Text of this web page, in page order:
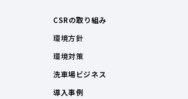
CSRの取り組み
環境方針
環境対策
洗車場ビジネス
導入事例